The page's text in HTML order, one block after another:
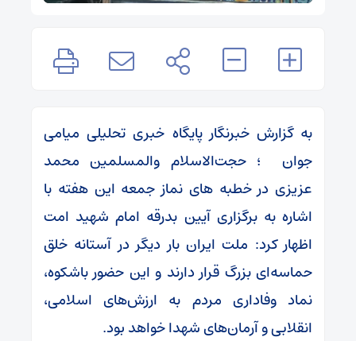
به گزارش خبرنگار پایگاه خبری تحلیلی میامی
جوان ؛ حجت‌الاسلام والمسلمین محمد
عزیزی در خطبه های نماز جمعه این هفته با
اشاره به برگزاری آیین بدرقه امام شهید امت
اظهار کرد: ملت ایران بار دیگر در آستانه خلق
حماسه‌ای بزرگ قرار دارند و این حضور باشکوه،
نماد وفاداری مردم به ارزش‌های اسلامی،
انقلابی و آرمان‌های شهدا خواهد بود.